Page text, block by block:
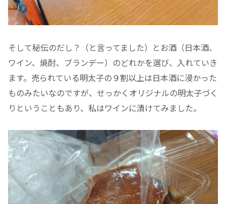
そして秘伝のだし？（と言ってました）とお酒（日本酒、
ワイン、焼酎、ブランデー）のどれかを選び、入れていき
ます。売られている明太子の９割以上は日本酒に浸かった
ものみたいなのですが、せっかくオリジナルの明太子づく
りということもあり、私はワインに漬けてみました。